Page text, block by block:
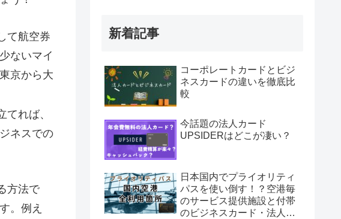
て航空券
ないマイ
京から大
れば、
ネスでの
方法で
。例え
新着記事
コーポレートカードとビジ
ネスカードの違いを徹底比
較
今話題の法人カード
UPSIDERはどこが凄い？
日本国内でプライオリティ
パスを使い倒す！？空港毎
のサービス提供施設と付帯
のビジネスカード・法人カ